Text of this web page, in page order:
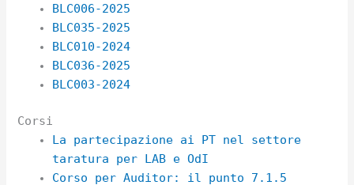
BLC006-2025
BLC035-2025
BLC010-2024
BLC036-2025
BLC003-2024
Corsi
La partecipazione ai PT nel settore
taratura per LAB e OdI
Corso per Auditor: il punto 7.1.5